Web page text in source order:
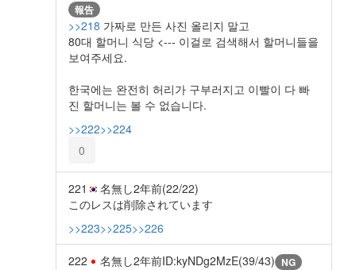
報告
>>218 가짜로 만든 사진 올리지 말고
80대 할머니 식당 <--- 이걸로 검색해서 할머니들을
보여주세요.
한국에는 완전히 허리가 구부러지고 이빨이 다 빠
진 할머니는 볼 수 없습니다.
>>222>>224
0
221 名無し2年前(22/22)
このレスは削除されています
>>223>>225>>226
222 名無し2年前ID:kyNDg2MzE(39/43) NG